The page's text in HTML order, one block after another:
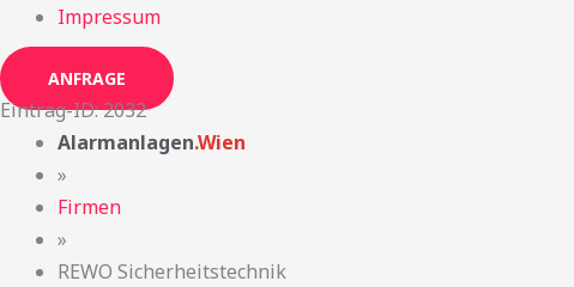
Impressum
ANFRAGE
Eintrag-ID: 2032
Alarmanlagen.Wien
»
Firmen
»
REWO Sicherheitstechnik